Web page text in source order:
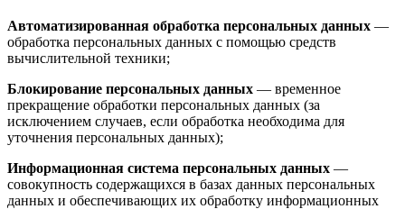
Автоматизированная обработка персональных данных —
обработка персональных данных с помощью средств
вычислительной техники;
Блокирование персональных данных — временное
прекращение обработки персональных данных (за
исключением случаев, если обработка необходима для
уточнения персональных данных);
Информационная система персональных данных —
совокупность содержащихся в базах данных персональных
данных и обеспечивающих их обработку информационных